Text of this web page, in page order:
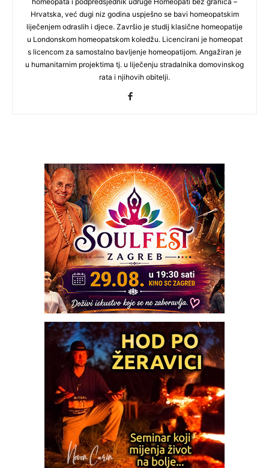
Hrvatska, već dugi niz godina uspješno se bavi homeopatskim
liječenjem odraslih i djece. Završio je studij klasične homeopatije
u Londonskom homeopatskom koledžu. Licencirani je homeopat
s licencom za samostalno bavljenje homeopatijom. Angažiran je
u humanitarnim projektima tj. u liječenju stradalnika domovinskog
rata i njihovih obitelji.